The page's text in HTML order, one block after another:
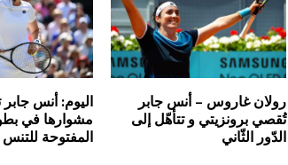
رولان غاروس – أنس جابر
تُقصي برونزيتي و تتأهّل إلى
الدّور الثّاني
اليوم: أنس
مشوارها في
المفتوحة للتنس